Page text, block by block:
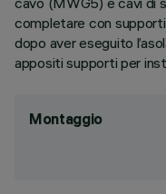
completare con
dopo aver eseguito
appositi supporti per
Montaggio